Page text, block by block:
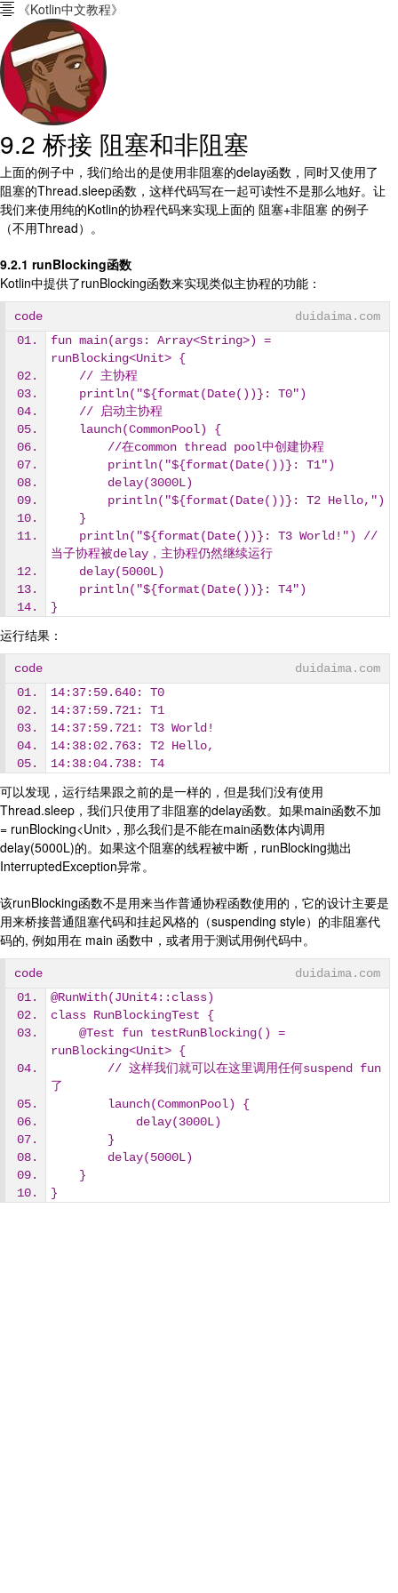
 《Kotlin中文教程》
9.2 桥接 阻塞和非阻塞
上面的例子中，我们给出的是使用非阻塞的delay函数，同时又使用了
阻塞的Thread.sleep函数，这样代码写在一起可读性不是那么地好。让
我们来使用纯的Kotlin的协程代码来实现上面的 阻塞+非阻塞 的例子
（不用Thread）。
9.2.1 runBlocking函数
Kotlin中提供了runBlocking函数来实现类似主协程的功能：
code
duidaima.com
fun main(args: Array<String>) =
runBlocking<Unit> {
    // 主协程
    println("${format(Date())}: T0")
    // 启动主协程
    launch(CommonPool) {
        //在common thread pool中创建协程
        println("${format(Date())}: T1")
        delay(3000L)
        println("${format(Date())}: T2 Hello,")
    }
当子协程被delay，主协程仍然继续运行
    delay(5000L)
    println("${format(Date())}: T4")
}
运行结果：
code
duidaima.com
14:37:59.640: T0
14:37:59.721: T1
14:37:59.721: T3 World!
14:38:02.763: T2 Hello,
14:38:04.738: T4
可以发现，运行结果跟之前的是一样的，但是我们没有使用
Thread.sleep，我们只使用了非阻塞的delay函数。如果main函数不加
= runBlocking<Unit> , 那么我们是不能在main函数体内调用
delay(5000L)的。如果这个阻塞的线程被中断，runBlocking抛出
InterruptedException异常。
该runBlocking函数不是用来当作普通协程函数使用的，它的设计主要是
用来桥接普通阻塞代码和挂起风格的（suspending style）的非阻塞代
码的, 例如用在 main 函数中，或者用于测试用例代码中。
code
duidaima.com
@RunWith(JUnit4::class)
class RunBlockingTest {
runBlocking<Unit> {
了
        launch(CommonPool) {
            delay(3000L)
        }
        delay(5000L)
    }
}